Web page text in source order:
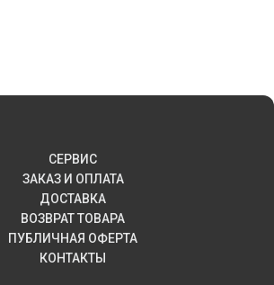
СЕРВИС
ЗАКАЗ И ОПЛАТА
ДОСТАВКА
ВОЗВРАТ ТОВАРА
ПУБЛИЧНАЯ ОФЕРТА
КОНТАКТЫ